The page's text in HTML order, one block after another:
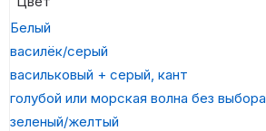
Белый
василёк/серый
васильковый + серый, кант
голубой или морская волна без выбора
зеленый/желтый